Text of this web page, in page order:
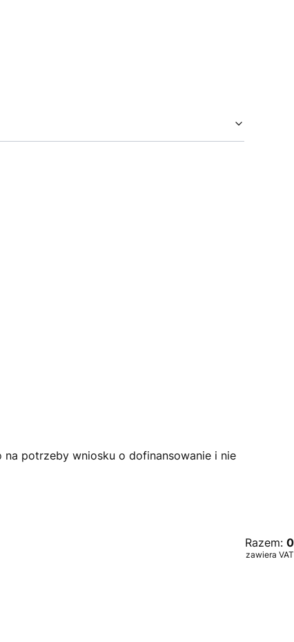
na potrzeby wniosku o dofinansowanie i nie
Razem: 0
zawiera VAT